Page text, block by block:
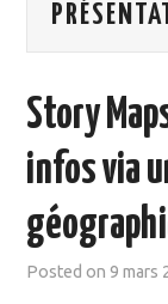
QUI SUIS-JE?
DOCUMENTS
MOOC SUIVIS
EVÉNEMENTS
Story
infos via
Posted on9 mars